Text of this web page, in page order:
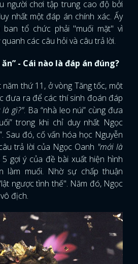
người chơi tập trung cao độ bởi
nhất một đáp án chính xác. Ấy
ban tổ chức phải "muối mặt" vì
các câu hỏi và câu trả lời.
ăn” - Cái nào là đáp án đúng?
thứ 11, ở vòng Tăng tốc, một
đưa ra để các thí sinh đoán đáp
gì?". Ba “nhà leo núi” cùng đưa
trong khi chỉ duy nhất Ngọc
Sau đó, cố vấn hóa học Nguyễn
trả lời của Ngọc Oanh "mới là
gợi ý của đề bài xuất hiện hình
làm muối. Nhờ sự chấp thuận
ngược tình thế". Năm đó, Ngọc
địch.